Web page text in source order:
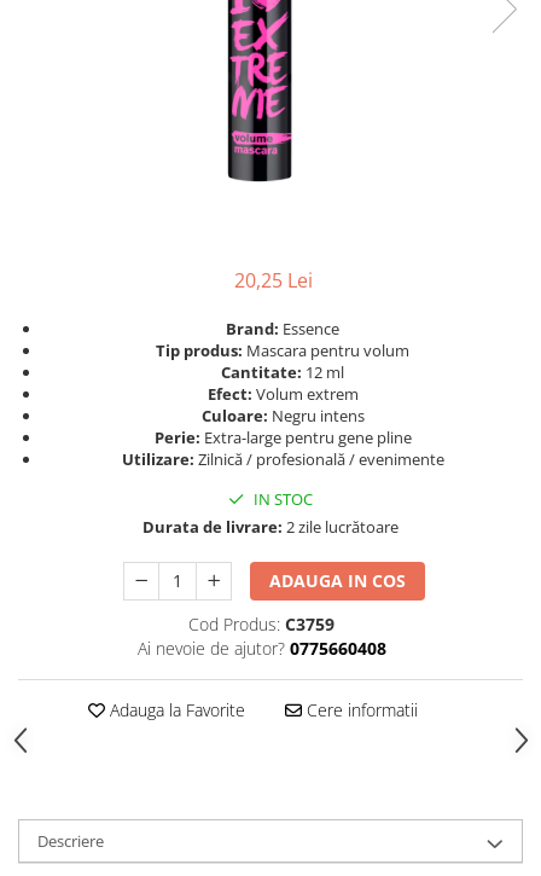
20,25 Lei
Brand: Essence
Tip produs: Mascara pentru volum
Cantitate: 12 ml
Efect: Volum extrem
Culoare: Negru intens
Perie: Extra-large pentru gene pline
Utilizare: Zilnică / profesională / evenimente
IN STOC
Durata de livrare: 2 zile lucrătoare
ADAUGA IN COS
Cod Produs: C3759
Ai nevoie de ajutor? 0775660408
Adauga la Favorite Cere informatii
Descriere